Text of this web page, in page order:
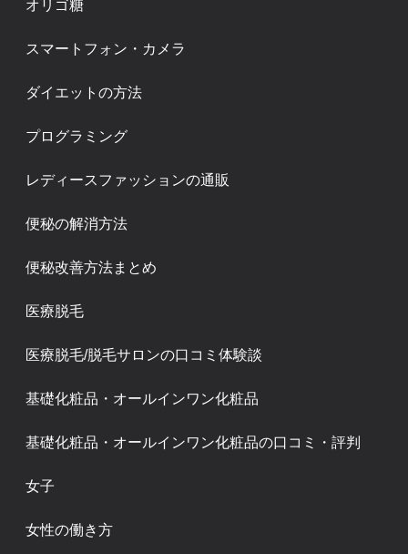
オリゴ糖
スマートフォン・カメラ
ダイエットの方法
プログラミング
レディースファッションの通販
便秘の解消方法
便秘改善方法まとめ
医療脱毛
医療脱毛/脱毛サロンの口コミ体験談
基礎化粧品・オールインワン化粧品
基礎化粧品・オールインワン化粧品の口コミ・評判
女子
女性の働き方